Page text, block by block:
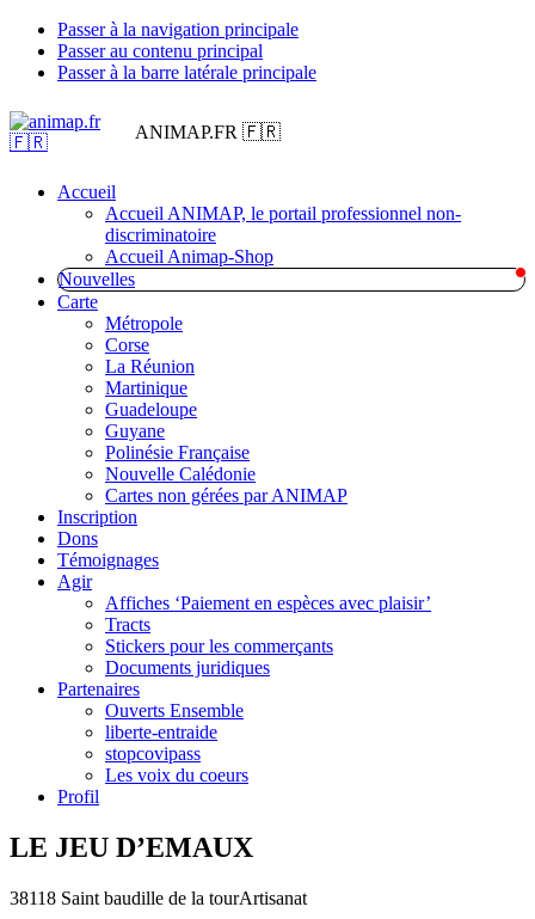
Passer à la navigation principale
Passer au contenu principal
Passer à la barre latérale principale
ANIMAP.FR 🇫🇷
Accueil
Accueil ANIMAP, le portail professionnel non-
discriminatoire
Accueil Animap-Shop
Nouvelles
Carte
Métropole
Corse
La Réunion
Martinique
Guadeloupe
Guyane
Polinésie Française
Nouvelle Calédonie
Cartes non gérées par ANIMAP
Inscription
Dons
Témoignages
Agir
Affiches ‘Paiement en espèces avec plaisir’
Tracts
Stickers pour les commerçants
Documents juridiques
Partenaires
Ouverts Ensemble
liberte-entraide
stopcovipass
Les voix du coeurs
Profil
LE JEU D’EMAUX
38118 Saint baudille de la tourArtisanat